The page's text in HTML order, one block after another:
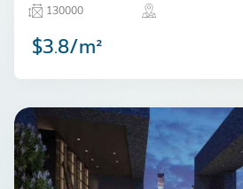
máy SAMSUNG Thái Nguyên) tại
Yên Bình, Thái Ngu…
130000
$3.8/m²